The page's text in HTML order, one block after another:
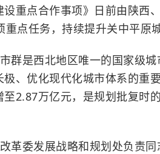
设重点合作事项》日前由陕西
重点任务，持续提升关中平原
群是西北地区唯一的国家级
、优化现代化城市体系的重
至2.87万亿元，是规划批复时
革委发展战略和规划处负责